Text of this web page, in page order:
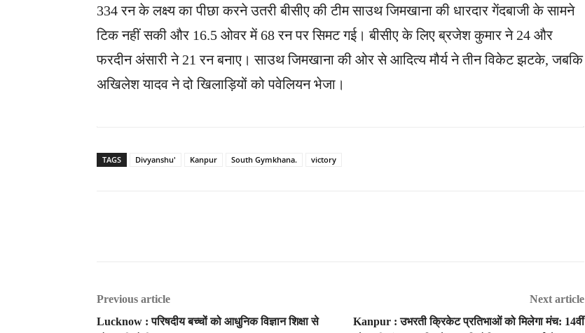
334 रन के लक्ष्य का पीछा करने उतरी बीसीए की टीम साउथ जिमखाना की धारदार गेंदबाजी के सामने
टिक नहीं सकी और 16.5 ओवर में 68 रन पर सिमट गई। बीसीए के लिए ब्रजेश कुमार ने 24 और
फरदीन अंसारी ने 21 रन बनाए। साउथ जिमखाना की ओर से आदित्य मौर्य ने तीन विकेट झटके, जबकि
अखिलेश यादव ने दो खिलाड़ियों को पवेलियन भेजा।
TAGS Divyanshu' Kanpur South Gymkhana. victory
Previous article
Lucknow : परिषदीय बच्चों को आधुनिक विज्ञान शिक्षा से
Next article
Kanpur : उभरती क्रिकेट प्रतिभाओं को मिलेगा मंच: 14वीं